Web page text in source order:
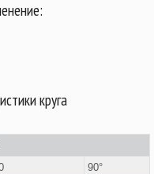
круга
90°